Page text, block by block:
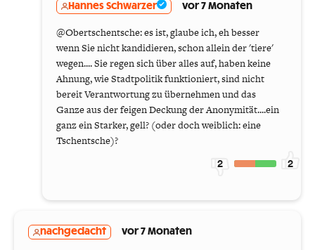
Hannes Schwarzer vor 7 Monaten
@Obertschentsche: es ist, glaube ich, eh besser
wenn Sie nicht kandidieren, schon allein der 'tiere'
wegen.... Sie regen sich über alles auf, haben keine
Ahnung, wie Stadtpolitik funktioniert, sind nicht
bereit Verantwortung zu übernehmen und das
Ganze aus der feigen Deckung der Anonymität....ein
ganz ein Starker, gell? (oder doch weiblich: eine
Tschentsche)?
2 2
nachgedacht vor 7 Monaten